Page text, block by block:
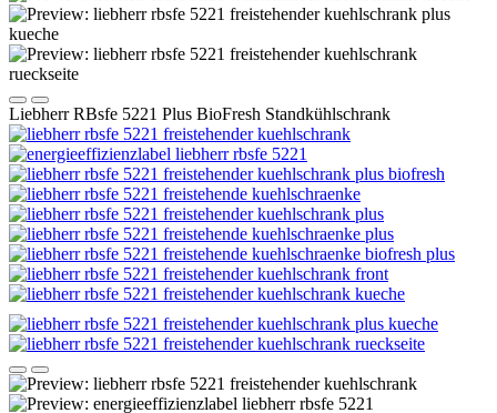
Liebherr RBsfe 5221 Plus BioFresh Standkühlschrank